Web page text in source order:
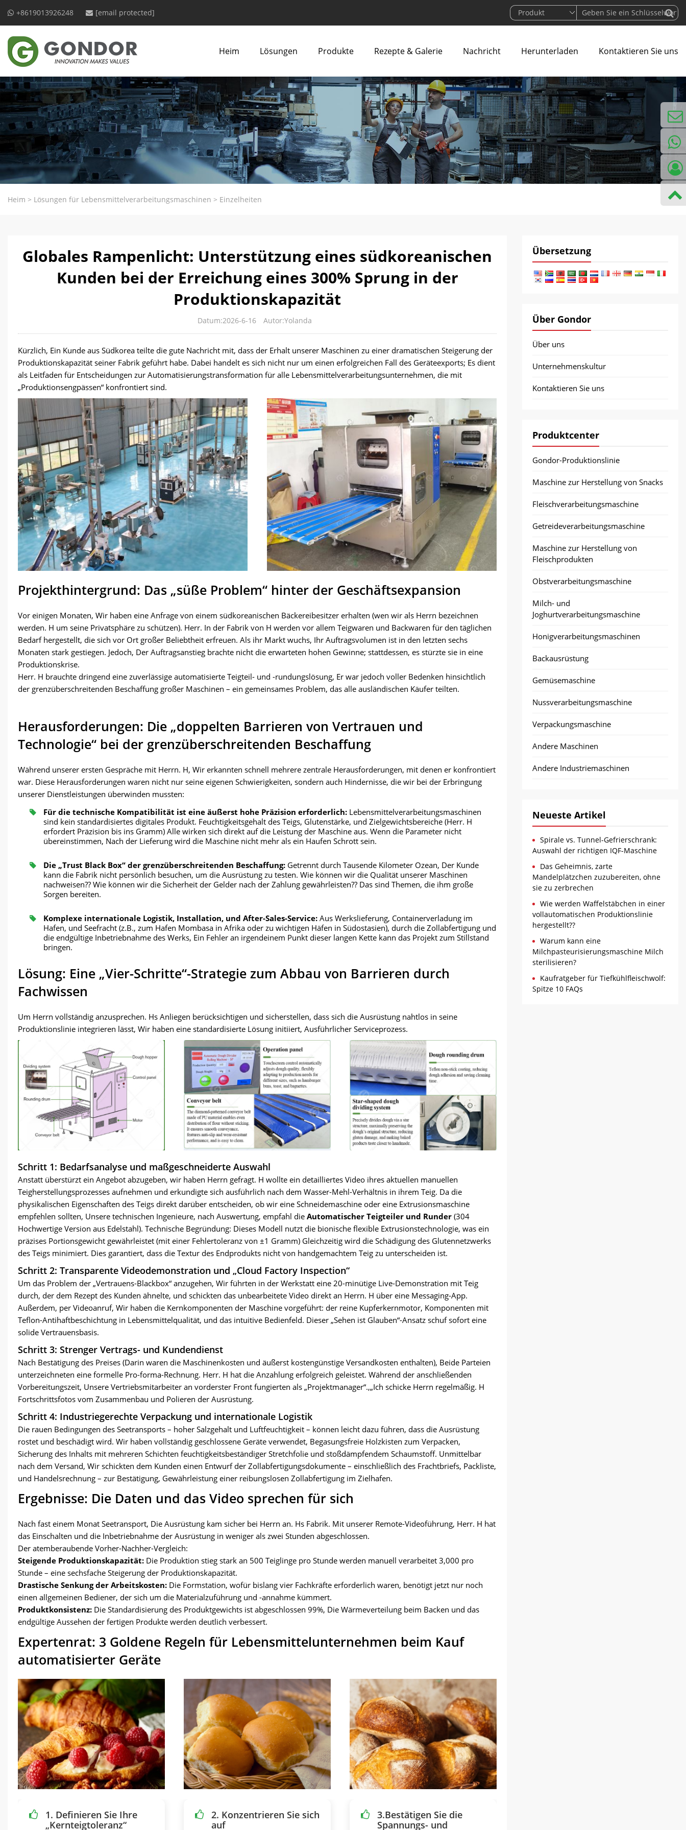
+8619013926248 [email protected]
Heim Lösungen Produkte Rezepte & Galerie Nachricht Herunterladen Kontaktieren Sie uns
Heim > Lösungen für Lebensmittelverarbeitungsmaschinen > Einzelheiten
Globales Rampenlicht: Unterstützung eines südkoreanischen
Kunden bei der Erreichung eines 300% Sprung in der
Produktionskapazität
Datum:2026-6-16 Autor:Yolanda
Kürzlich, Ein Kunde aus Südkorea teilte die gute Nachricht mit, dass der Erhalt unserer Maschinen zu einer dramatischen Steigerung der
Produktionskapazität seiner Fabrik geführt habe. Dabei handelt es sich nicht nur um einen erfolgreichen Fall des Geräteexports; Es dient
als Leitfaden für Entscheidungen zur Automatisierungstransformation für alle Lebensmittelverarbeitungsunternehmen, die mit
„Produktionsengpässen“ konfrontiert sind.
Projekthintergrund: Das „süße Problem“ hinter der Geschäftsexpansion
Vor einigen Monaten, Wir haben eine Anfrage von einem südkoreanischen Bäckereibesitzer erhalten (wen wir als Herrn bezeichnen
werden. H um seine Privatsphäre zu schützen). Herr. In der Fabrik von H werden vor allem Teigwaren und Backwaren für den täglichen
Bedarf hergestellt, die sich vor Ort großer Beliebtheit erfreuen. Als ihr Markt wuchs, Ihr Auftragsvolumen ist in den letzten sechs
Monaten stark gestiegen. Jedoch, Der Auftragsanstieg brachte nicht die erwarteten hohen Gewinne; stattdessen, es stürzte sie in eine
Produktionskrise.
Herr. H brauchte dringend eine zuverlässige automatisierte Teigteil- und -rundungslösung, Er war jedoch voller Bedenken hinsichtlich
der grenzüberschreitenden Beschaffung großer Maschinen – ein gemeinsames Problem, das alle ausländischen Käufer teilten.
Herausforderungen: Die „doppelten Barrieren von Vertrauen und
Technologie“ bei der grenzüberschreitenden Beschaffung
Während unserer ersten Gespräche mit Herrn. H, Wir erkannten schnell mehrere zentrale Herausforderungen, mit denen er konfrontiert
war. Diese Herausforderungen waren nicht nur seine eigenen Schwierigkeiten, sondern auch Hindernisse, die wir bei der Erbringung
unserer Dienstleistungen überwinden mussten:
Für die technische Kompatibilität ist eine äußerst hohe Präzision erforderlich: Lebensmittelverarbeitungsmaschinen
sind kein standardisiertes digitales Produkt. Feuchtigkeitsgehalt des Teigs, Glutenstärke, und Zielgewichtsbereiche (Herr. H
erfordert Präzision bis ins Gramm) Alle wirken sich direkt auf die Leistung der Maschine aus. Wenn die Parameter nicht
übereinstimmen, Nach der Lieferung wird die Maschine nicht mehr als ein Haufen Schrott sein.
Die „Trust Black Box“ der grenzüberschreitenden Beschaffung: Getrennt durch Tausende Kilometer Ozean, Der Kunde
kann die Fabrik nicht persönlich besuchen, um die Ausrüstung zu testen. Wie können wir die Qualität unserer Maschinen
nachweisen?? Wie können wir die Sicherheit der Gelder nach der Zahlung gewährleisten?? Das sind Themen, die ihm große
Sorgen bereiten.
Komplexe internationale Logistik, Installation, und After-Sales-Service: Aus Werkslieferung, Containerverladung im
Hafen, und Seefracht (z.B., zum Hafen Mombasa in Afrika oder zu wichtigen Häfen in Südostasien), durch die Zollabfertigung und
die endgültige Inbetriebnahme des Werks, Ein Fehler an irgendeinem Punkt dieser langen Kette kann das Projekt zum Stillstand
bringen.
Lösung: Eine „Vier-Schritte“-Strategie zum Abbau von Barrieren durch
Fachwissen
Um Herrn vollständig anzusprechen. Hs Anliegen berücksichtigen und sicherstellen, dass sich die Ausrüstung nahtlos in seine
Produktionslinie integrieren lässt, Wir haben eine standardisierte Lösung initiiert, Ausführlicher Serviceprozess.
Schritt 1: Bedarfsanalyse und maßgeschneiderte Auswahl
Anstatt überstürzt ein Angebot abzugeben, wir haben Herrn gefragt. H wollte ein detailliertes Video ihres aktuellen manuellen
Teigherstellungsprozesses aufnehmen und erkundigte sich ausführlich nach dem Wasser-Mehl-Verhältnis in ihrem Teig. Da die
physikalischen Eigenschaften des Teigs direkt darüber entscheiden, ob wir eine Schneidemaschine oder eine Extrusionsmaschine
empfehlen sollten, Unsere technischen Ingenieure, nach Auswertung, empfahl die Automatischer Teigteiler und Runder (304
Hochwertige Version aus Edelstahl). Technische Begründung: Dieses Modell nutzt die bionische flexible Extrusionstechnologie, was ein
präzises Portionsgewicht gewährleistet (mit einer Fehlertoleranz von ±1 Gramm) Gleichzeitig wird die Schädigung des Glutennetzwerks
des Teigs minimiert. Dies garantiert, dass die Textur des Endprodukts nicht von handgemachtem Teig zu unterscheiden ist.
Schritt 2: Transparente Videodemonstration und „Cloud Factory Inspection“
Um das Problem der „Vertrauens-Blackbox“ anzugehen, Wir führten in der Werkstatt eine 20-minütige Live-Demonstration mit Teig
durch, der dem Rezept des Kunden ähnelte, und schickten das unbearbeitete Video direkt an Herrn. H über eine Messaging-App.
Außerdem, per Videoanruf, Wir haben die Kernkomponenten der Maschine vorgeführt: der reine Kupferkernmotor, Komponenten mit
Teflon-Antihaftbeschichtung in Lebensmittelqualität, und das intuitive Bedienfeld. Dieser „Sehen ist Glauben“-Ansatz schuf sofort eine
solide Vertrauensbasis.
Schritt 3: Strenger Vertrags- und Kundendienst
Nach Bestätigung des Preises (Darin waren die Maschinenkosten und äußerst kostengünstige Versandkosten enthalten), Beide Parteien
unterzeichneten eine formelle Pro-forma-Rechnung. Herr. H hat die Anzahlung erfolgreich geleistet. Während der anschließenden
Vorbereitungszeit, Unsere Vertriebsmitarbeiter an vorderster Front fungierten als „Projektmanager“.,„Ich schicke Herrn regelmäßig. H
Fortschrittsfotos vom Zusammenbau und Polieren der Ausrüstung.
Schritt 4: Industriegerechte Verpackung und internationale Logistik
Die rauen Bedingungen des Seetransports – hoher Salzgehalt und Luftfeuchtigkeit – können leicht dazu führen, dass die Ausrüstung
rostet und beschädigt wird. Wir haben vollständig geschlossene Geräte verwendet, Begasungsfreie Holzkisten zum Verpacken,
Sicherung des Inhalts mit mehreren Schichten feuchtigkeitsbeständiger Stretchfolie und stoßdämpfendem Schaumstoff. Unmittelbar
nach dem Versand, Wir schickten dem Kunden einen Entwurf der Zollabfertigungsdokumente – einschließlich des Frachtbriefs, Packliste,
und Handelsrechnung – zur Bestätigung, Gewährleistung einer reibungslosen Zollabfertigung im Zielhafen.
Ergebnisse: Die Daten und das Video sprechen für sich
Nach fast einem Monat Seetransport, Die Ausrüstung kam sicher bei Herrn an. Hs Fabrik. Mit unserer Remote-Videoführung, Herr. H hat
das Einschalten und die Inbetriebnahme der Ausrüstung in weniger als zwei Stunden abgeschlossen.
Der atemberaubende Vorher-Nachher-Vergleich:
Steigende Produktionskapazität: Die Produktion stieg stark an 500 Teiglinge pro Stunde werden manuell verarbeitet 3,000 pro
Stunde – eine sechsfache Steigerung der Produktionskapazität.
Drastische Senkung der Arbeitskosten: Die Formstation, wofür bislang vier Fachkräfte erforderlich waren, benötigt jetzt nur noch
einen allgemeinen Bediener, der sich um die Materialzuführung und -annahme kümmert.
Produktkonsistenz: Die Standardisierung des Produktgewichts ist abgeschlossen 99%, Die Wärmeverteilung beim Backen und das
endgültige Aussehen der fertigen Produkte werden deutlich verbessert.
Expertenrat: 3 Goldene Regeln für Lebensmittelunternehmen beim Kauf
automatisierter Geräte
1. Definieren Sie Ihre
„Kernteigtoleranz“
2. Konzentrieren Sie sich
auf
3.Bestätigen Sie die
Spannungs- und
Übersetzung
Über Gondor
Über uns
Unternehmenskultur
Kontaktieren Sie uns
Produktcenter
Gondor-Produktionslinie
Maschine zur Herstellung von Snacks
Fleischverarbeitungsmaschine
Getreideverarbeitungsmaschine
Maschine zur Herstellung von
Fleischprodukten
Obstverarbeitungsmaschine
Milch- und
Joghurtverarbeitungsmaschine
Honigverarbeitungsmaschinen
Backausrüstung
Gemüsemaschine
Nussverarbeitungsmaschine
Verpackungsmaschine
Andere Maschinen
Andere Industriemaschinen
Neueste Artikel
Spirale vs. Tunnel-Gefrierschrank:
Auswahl der richtigen IQF-Maschine
Das Geheimnis, zarte
Mandelplätzchen zuzubereiten, ohne
sie zu zerbrechen
Wie werden Waffelstäbchen in einer
vollautomatischen Produktionslinie
hergestellt??
Warum kann eine
Milchpasteurisierungsmaschine Milch
sterilisieren?
Kaufratgeber für Tiefkühlfleischwolf:
Spitze 10 FAQs